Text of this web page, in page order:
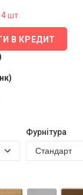
шт
В КРЕДИТ
Фурнітура